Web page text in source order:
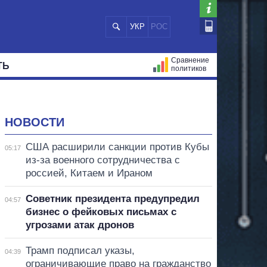
УКР РОС
Сравнение
политиков
НОВОСТИ
05:17
США расширили санкции против Кубы
из-за военного сотрудничества с
россией, Китаем и Ираном
04:57
Советник президента предупредил
бизнес о фейковых письмах с
угрозами атак дронов
04:39
Трамп подписал указы,
ограничивающие право на гражданство